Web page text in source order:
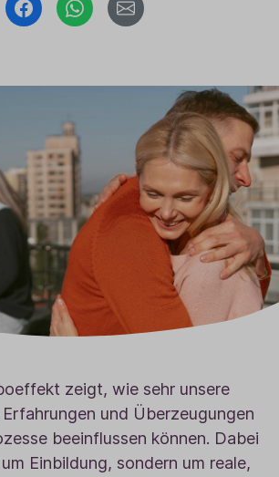
zeigt, wie sehr unsere
und Überzeugungen
beeinflussen können. Dabei
Einbildung, sondern um reale,